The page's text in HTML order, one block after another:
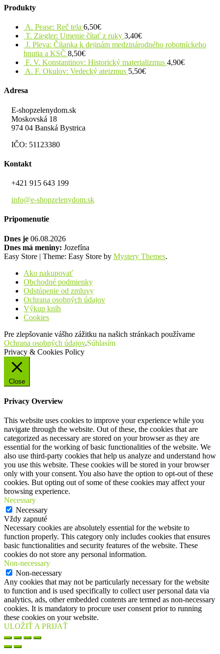
Produkty
A. Pease: Reč tela 6,50€
T. Ziegler: Umenie čítať z ruky 3,40€
J. Pleva: Čítanka k dejinám medzinárodného robotníckeho
hnutia a KSČ 8,50€
F. V. Konstantinov: Historický materializmus 4,90€
A. F. Okulov: Vedecký ateizmus 5,50€
Adresa
E-shopzelenydom.sk
Moskovská 18
974 04 Banská Bystrica
IČO: 51123380
Kontakt
+421 915 643 199
info@e-shopzelenydom.sk
Pripomenutie
Dnes je 06.08.2026
Dnes má meniny: Jozefína
Easy Store | Theme: Easy Store by Mystery Themes.
Ako nakupovať
Obchodné podmienky
Odstúpenie od zmluvy
Ochrana osobných údajov
Výkup kníh
Cookies
Pre zlepšovanie vášho zážitku na našich stránkach používame
Ochrana osobných údajov.Súhlasím
Privacy & Cookies Policy
Close
Privacy Overview
This website uses cookies to improve your experience while you
navigate through the website. Out of these, the cookies that are
categorized as necessary are stored on your browser as they are
essential for the working of basic functionalities of the website. We
also use third-party cookies that help us analyze and understand how
you use this website. These cookies will be stored in your browser
only with your consent. You also have the option to opt-out of these
cookies. But opting out of some of these cookies may affect your
browsing experience.
Necessary
Necessary
Vždy zapnuté
Necessary cookies are absolutely essential for the website to
function properly. This category only includes cookies that ensures
basic functionalities and security features of the website. These
cookies do not store any personal information.
Non-necessary
Non-necessary
Any cookies that may not be particularly necessary for the website
to function and is used specifically to collect user personal data via
analytics, ads, other embedded contents are termed as non-necessary
cookies. It is mandatory to procure user consent prior to running
these cookies on your website.
ULOŽIŤ A PRIJAŤ